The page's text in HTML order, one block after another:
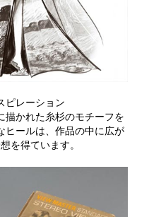
ピレーション
描かれた糸杉のモチーフを
ヒールは、作品の中に広が
を得ています。